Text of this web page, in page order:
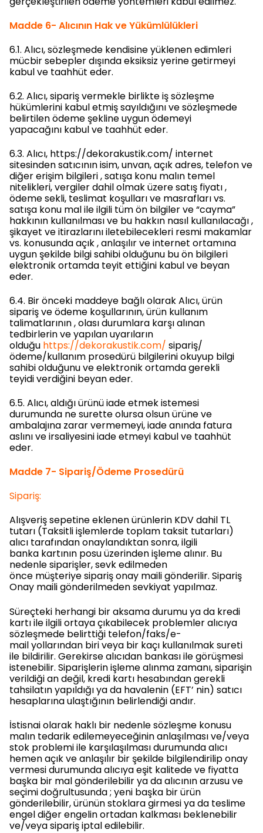
Madde 6- Alıcının Hak ve Yükümlülükleri
6.1. Alıcı, sözleşmede kendisine yüklenen edimleri
mücbir sebepler dışında eksiksiz yerine getirmeyi
kabul ve taahhüt eder.
6.2. Alıcı, sipariş vermekle birlikte iş sözleşme
hükümlerini kabul etmiş sayıldığını ve sözleşmede
belirtilen ödeme şekline uygun ödemeyi
yapacağını kabul ve taahhüt eder.
6.3. Alıcı, https://dekorakustik.com/ internet
sitesinden satıcının isim, unvan, açık adres, telefon ve
diğer erişim bilgileri , satışa konu malın temel
nitelikleri, vergiler dahil olmak üzere satış fiyatı ,
ödeme sekli, teslimat koşulları ve masrafları vs.
satışa konu mal ile ilgili tüm ön bilgiler ve “cayma”
hakkının kullanılması ve bu hakkın nasıl kullanılacağı ,
şikayet ve itirazlarını iletebilecekleri resmi makamlar
vs. konusunda açık , anlaşılır ve internet ortamına
uygun şekilde bilgi sahibi olduğunu bu ön bilgileri
elektronik ortamda teyit ettiğini kabul ve beyan
eder.
6.4. Bir önceki maddeye bağlı olarak Alıcı, ürün
sipariş ve ödeme koşullarının, ürün kullanım
talimatlarının , olası durumlara karşı alınan
tedbirlerin ve yapılan uyarıların
olduğu https://dekorakustik.com/ sipariş/
ödeme/kullanım prosedürü bilgilerini okuyup bilgi
sahibi olduğunu ve elektronik ortamda gerekli
teyidi verdiğini beyan eder.
6.5. Alıcı, aldığı ürünü iade etmek istemesi
durumunda ne surette olursa olsun ürüne ve
ambalajına zarar vermemeyi, iade anında fatura
aslını ve irsaliyesini iade etmeyi kabul ve taahhüt
eder.
Madde 7- Sipariş/Ödeme Prosedürü
Sipariş:
Alışveriş sepetine eklenen ürünlerin KDV dahil TL
tutarı (Taksitli işlemlerde toplam taksit tutarları)
alıcı tarafından onaylandıktan sonra, ilgili
banka kartının posu üzerinden işleme alınır. Bu
nedenle siparişler, sevk edilmeden
önce müşteriye sipariş onay maili gönderilir. Sipariş
Onay maili gönderilmeden sevkiyat yapılmaz.
Süreçteki herhangi bir aksama durumu ya da kredi
kartı ile ilgili ortaya çıkabilecek problemler alıcıya
sözleşmede belirttiği telefon/faks/e-
mail yollarından biri veya bir kaçı kullanılmak sureti
ile bildirilir. Gerekirse alıcıdan bankası ile görüşmesi
istenebilir. Siparişlerin işleme alınma zamanı, siparişin
verildiği an değil, kredi kartı hesabından gerekli
tahsilatın yapıldığı ya da havalenin (EFT’ nin) satıcı
hesaplarına ulaştığının belirlendiği andır.
İstisnai olarak haklı bir nedenle sözleşme konusu
malın tedarik edilemeyeceğinin anlaşılması ve/veya
stok problemi ile karşılaşılması durumunda alıcı
hemen açık ve anlaşılır bir şekilde bilgilendirilip onay
vermesi durumunda alıcıya eşit kalitede ve fiyatta
başka bir mal gönderilebilir ya da alıcının arzusu ve
seçimi doğrultusunda ; yeni başka bir ürün
gönderilebilir, ürünün stoklara girmesi ya da teslime
engel diğer engelin ortadan kalkması beklenebilir
ve/veya sipariş iptal edilebilir.